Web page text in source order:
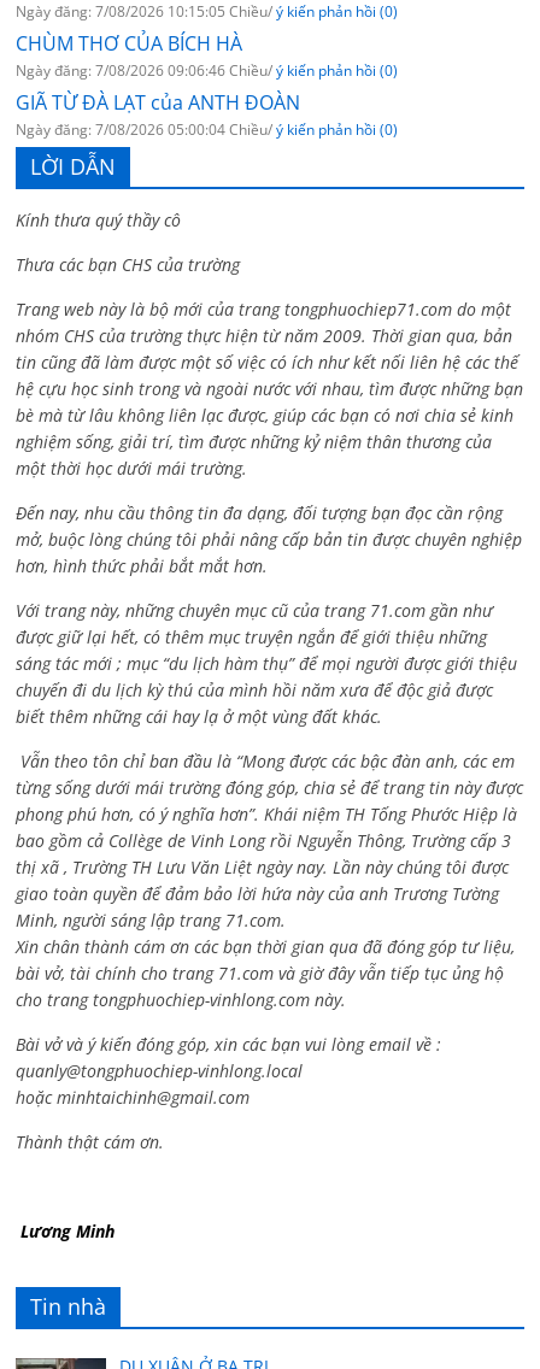
Ngày đăng: 7/08/2026 10:15:05 Chiều/ý kiến phản hồi (0)
CHÙM THƠ CỦA BÍCH HÀ
Ngày đăng: 7/08/2026 09:06:46 Chiều/ý kiến phản hồi (0)
GIÃ TỪ ĐÀ LẠT của ANTH ĐOÀN
Ngày đăng: 7/08/2026 05:00:04 Chiều/ý kiến phản hồi (0)
LỜI DẪN
Kính thưa quý thầy cô
Thưa các bạn CHS của trường
Trang web này là bộ mới của trang tongphuochiep71.com do một
nhóm CHS của trường thực hiện từ năm 2009. Thời gian qua, bản
tin cũng đã làm được một số việc có ích như kết nối liên hệ các thế
hệ cựu học sinh trong và ngoài nước với nhau, tìm được những bạn
bè mà từ lâu không liên lạc được, giúp các bạn có nơi chia sẻ kinh
nghiệm sống, giải trí, tìm được những kỷ niệm thân thương của
một thời học dưới mái trường.
Đến nay, nhu cầu thông tin đa dạng, đối tượng bạn đọc cần rộng
mở, buộc lòng chúng tôi phải nâng cấp bản tin được chuyên nghiệp
hơn, hình thức phải bắt mắt hơn.
Với trang này, những chuyên mục cũ của trang 71.com gần như
được giữ lại hết, có thêm mục truyện ngắn để giới thiệu những
sáng tác mới ; mục “du lịch hàm thụ” để mọi người được giới thiệu
chuyến đi du lịch kỳ thú của mình hồi năm xưa để độc giả được
biết thêm những cái hay lạ ở một vùng đất khác.
Vẫn theo tôn chỉ ban đầu là “Mong được các bậc đàn anh, các em
từng sống dưới mái trường đóng góp, chia sẻ để trang tin này được
phong phú hơn, có ý nghĩa hơn”. Khái niệm TH Tống Phước Hiệp là
bao gồm cả Collège de Vinh Long rồi Nguyễn Thông, Trường cấp 3
thị xã , Trường TH Lưu Văn Liệt ngày nay. Lần này chúng tôi được
giao toàn quyền để đảm bảo lời hứa này của anh Trương Tường
Minh, người sáng lập trang 71.com.
Xin chân thành cám ơn các bạn thời gian qua đã đóng góp tư liệu,
bài vở, tài chính cho trang 71.com và giờ đây vẫn tiếp tục ủng hộ
cho trang tongphuochiep-vinhlong.com này.
Bài vở và ý kiến đóng góp, xin các bạn vui lòng email về :
quanly@tongphuochiep-vinhlong.local
hoặcminhtaichinh@gmail.com
Thành thật cám ơn.
Lương Minh
Tin nhà